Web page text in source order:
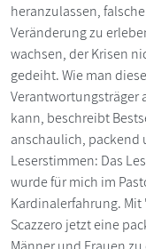
heranzulassen,
Veränderung zu
wachsen, der Krisen
gedeiht. Wie man
Verantwortungsträger
kann, beschreibt
anschaulich, packend
Leserstimmen: Das
wurde für mich im
Kardinalerfahrung.
Scazzero jetzt eine